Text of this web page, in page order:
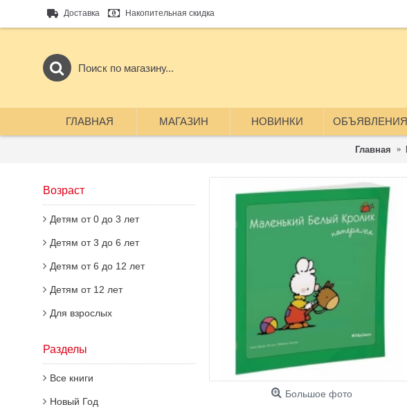
Доставка Накопительная скидка
ГЛАВНАЯ МАГАЗИН НОВИНКИ ОБЪЯВЛЕНИЯ
Главная
Возраст
Детям от 0 до 3 лет
Детям от 3 до 6 лет
Детям от 6 до 12 лет
Детям от 12 лет
Для взрослых
Разделы
Все книги
Новый Год
Большое фото